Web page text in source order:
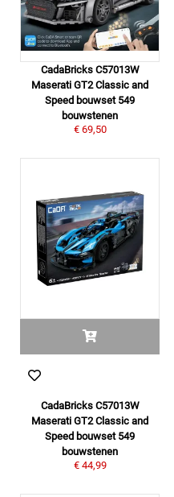
CadaBricks C57013W
Maserati GT2 Classic and
Speed bouwset 549
bouwstenen
€ 69,50
CadaBricks C57013W
Maserati GT2 Classic and
Speed bouwset 549
bouwstenen
€ 44,99